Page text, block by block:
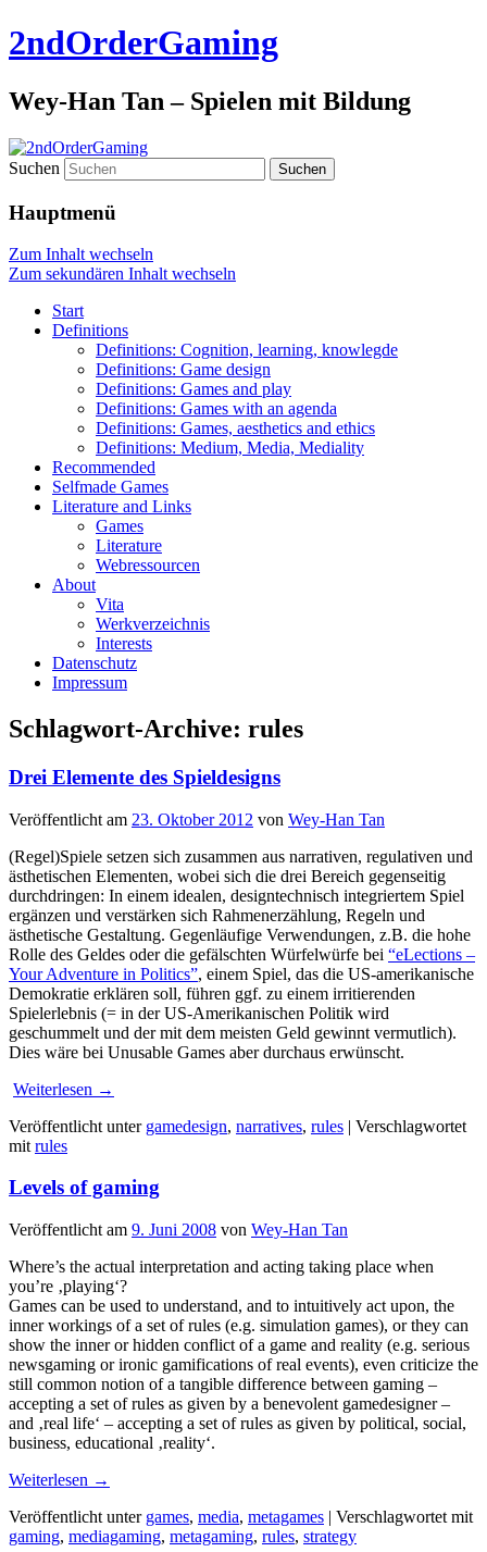
2ndOrderGaming
Wey-Han Tan – Spielen mit Bildung
Suchen
Hauptmenü
Zum Inhalt wechseln
Zum sekundären Inhalt wechseln
Start
Definitions
Definitions: Cognition, learning, knowlegde
Definitions: Game design
Definitions: Games and play
Definitions: Games with an agenda
Definitions: Games, aesthetics and ethics
Definitions: Medium, Media, Mediality
Recommended
Selfmade Games
Literature and Links
Games
Literature
Webressourcen
About
Vita
Werkverzeichnis
Interests
Datenschutz
Impressum
Schlagwort-Archive: rules
Drei Elemente des Spieldesigns
Veröffentlicht am 23. Oktober 2012 von Wey-Han Tan
(Regel)Spiele setzen sich zusammen aus narrativen, regulativen und
ästhetischen Elementen, wobei sich die drei Bereich gegenseitig
durchdringen: In einem idealen, designtechnisch integriertem Spiel
ergänzen und verstärken sich Rahmenerzählung, Regeln und
ästhetische Gestaltung. Gegenläufige Verwendungen, z.B. die hohe
Rolle des Geldes oder die gefälschten Würfelwürfe bei “eLections –
Your Adventure in Politics”, einem Spiel, das die US-amerikanische
Demokratie erklären soll, führen ggf. zu einem irritierenden
Spielerlebnis (= in der US-Amerikanischen Politik wird
geschummelt und der mit dem meisten Geld gewinnt vermutlich).
Dies wäre bei Unusable Games aber durchaus erwünscht.
Weiterlesen →
Veröffentlicht unter gamedesign, narratives, rules | Verschlagwortet
mit rules
Levels of gaming
Veröffentlicht am 9. Juni 2008 von Wey-Han Tan
Where’s the actual interpretation and acting taking place when
you’re ‚playing‘?
Games can be used to understand, and to intuitively act upon, the
inner workings of a set of rules (e.g. simulation games), or they can
show the inner or hidden conflict of a game and reality (e.g. serious
newsgaming or ironic gamifications of real events), even criticize the
still common notion of a tangible difference between gaming –
accepting a set of rules as given by a benevolent gamedesigner –
and ‚real life‘ – accepting a set of rules as given by political, social,
business, educational ‚reality‘.
Weiterlesen →
Veröffentlicht unter games, media, metagames | Verschlagwortet mit
gaming, mediagaming, metagaming, rules, strategy